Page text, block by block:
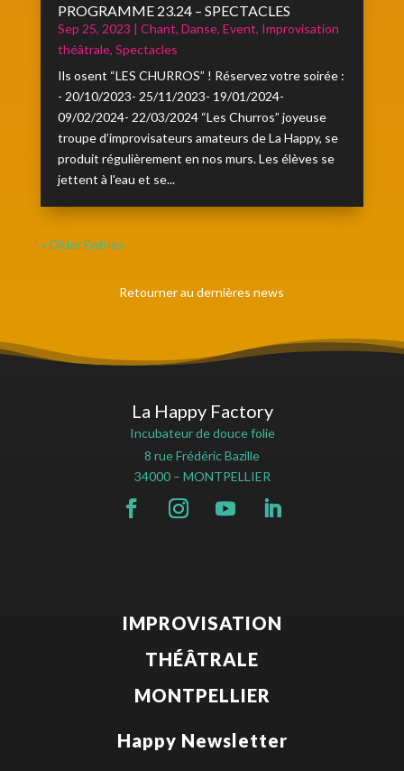
PROGRAMME 23.24 – SPECTACLES
Sep 25, 2023 | Chant, Danse, Event, Improvisation
théâtrale, Spectacles
Ils osent “LES CHURROS” ! Réservez votre soirée :
- 20/10/2023- 25/11/2023- 19/01/2024-
09/02/2024- 22/03/2024 “Les Churros” joyeuse
troupe d’improvisateurs amateurs de La Happy, se
produit régulièrement en nos murs. Les élèves se
jettent à l'eau et se...
« Older Entries
Retourner au dernières news
La Happy Factory
Incubateur de douce folie
8 rue Frédéric Bazille
34000 – MONTPELLIER
IMPROVISATION
THÉÂTRALE
MONTPELLIER
Happy Newsletter